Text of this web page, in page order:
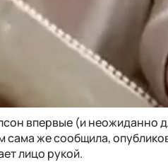
впервые (и неожиданно
сама же сообщила,
лицо рукой.